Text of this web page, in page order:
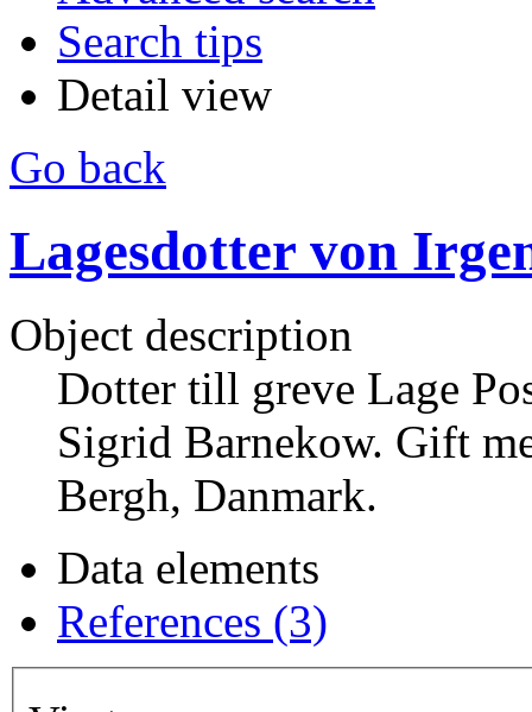
Search tips
Detail view
Go back
Lagesdotter von
Object description
Dotter till greve Lage
Sigrid Barnekow. Gift
Bergh, Danmark.
Data elements
References (3)